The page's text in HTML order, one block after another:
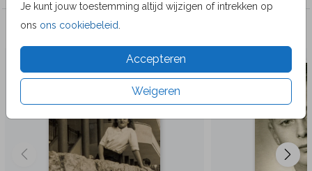
Je kunt jouw toestemming altijd wijzigen of intrekken op
ons ons cookiebeleid
Accepteren
Weigeren
Veel gekozen producten